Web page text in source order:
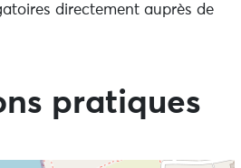
directement auprès de
pratiques